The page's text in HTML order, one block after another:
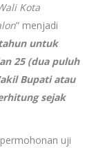
Kota
” menjadi
untuk
25 (dua puluh
Bupati atau
sejak
uji